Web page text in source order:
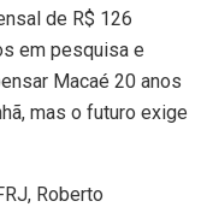
de R$ 126
em pesquisa e
Macaé 20 anos
mas o futuro exige
Roberto